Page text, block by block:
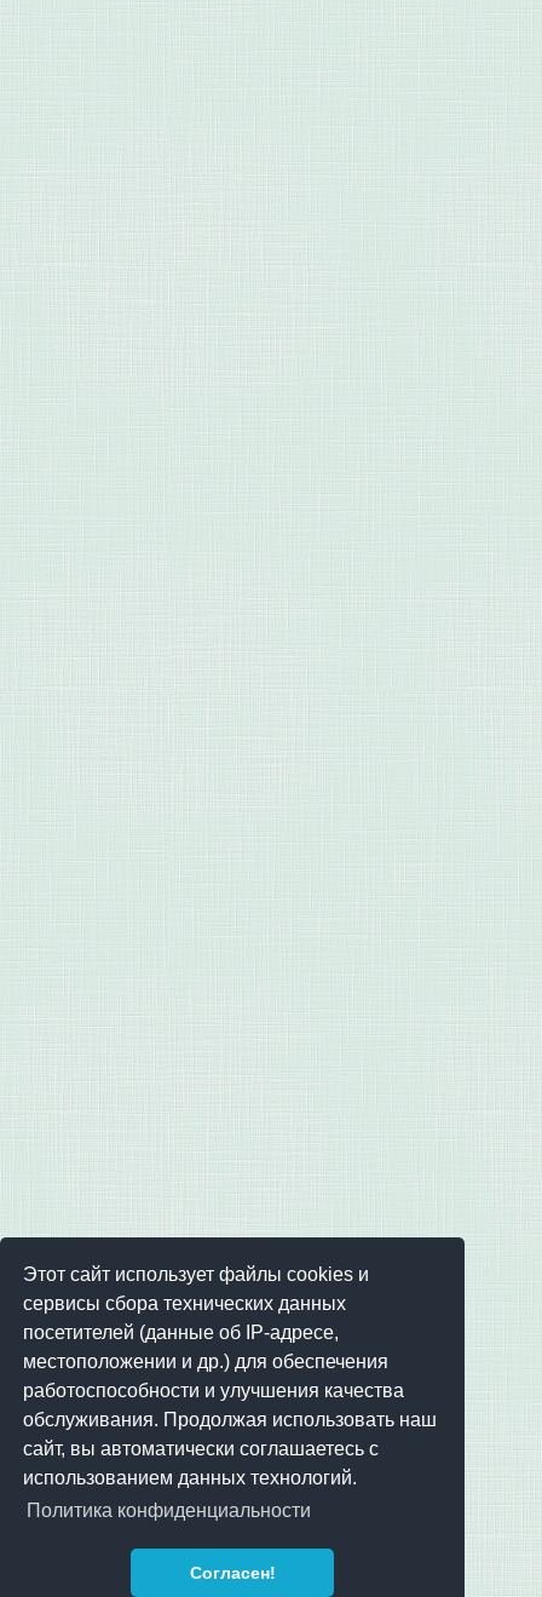
Этот сайт использует файлы cookies и
сервисы сбора технических данных
посетителей (данные об IP-адресе,
местоположении и др.) для обеспечения
работоспособности и улучшения качества
обслуживания. Продолжая использовать наш
сайт, вы автоматически соглашаетесь с
использованием данных технологий.
Политика конфиденциальности
Согласен!